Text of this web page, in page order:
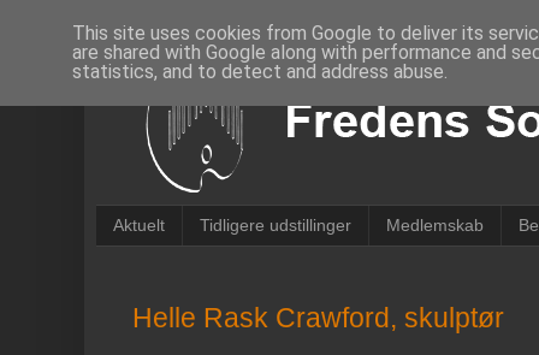
Aktuelt Tidligere udstillinger Medlemskab
Helle Rask Crawford, skulptør
This site uses cookies from Google to deliver its
are shared with Google along with performance and
statistics, and to detect and address abuse.